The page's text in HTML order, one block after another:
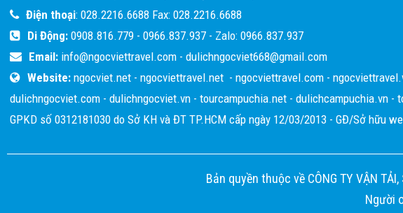
cũng hết sức đáng yêu. Cảm
Travel, hẹn một ngày không
các bạn.
Điện thoại: 028.2216.6688 Fax: 028.2216.6688
Di Động: 0908.816.779 - 0966.837.937 - Zalo: 0966.837.937
Email: info@ngocviettravel.com - dulichngocviet668@gmail.com
Website: ngocviet.net - ngocviettravel.net - ngocviettravel.com -
dulichngocviet.com - dulichngocviet.vn - tourcampuchia.net - dulichcampuchia.vn -
GPKD số 0312181030 do Sở KH và ĐT TP.HCM cấp ngày 12/03/2013 - GĐ/Sở hữu
Bản quyền thuộc về CÔNG TY VẬN TẢI,
Người